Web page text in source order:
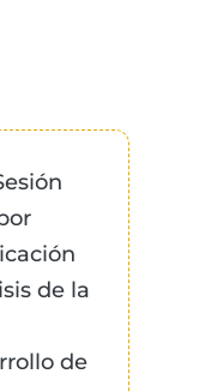
de la
de